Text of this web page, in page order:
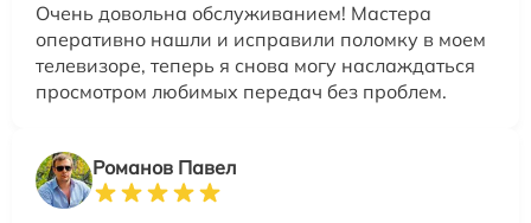
Очень довольна обслуживанием! Мастера
оперативно нашли и исправили поломку в моем
телевизоре, теперь я снова могу наслаждаться
просмотром любимых передач без проблем.
Романов Павел